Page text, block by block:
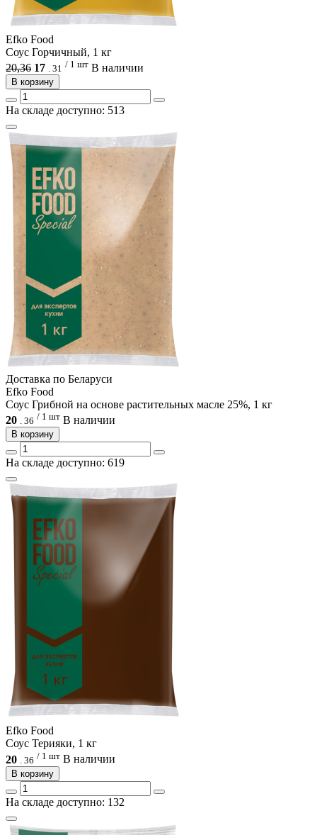
Efko Food
Соус Горчичный, 1 кг
20,36 17 31 / 1 шт В наличии
В корзину
На складе доступно: 513
Доcтавка по Беларуси
Efko Food
Соус Грибной на основе растительных масле 25%, 1 кг
20 . 36 / 1 шт В наличии
В корзину
На складе доступно: 619
Efko Food
Соус Терияки, 1 кг
20
36 / 1 шт В наличии
В корзину
На складе доступно: 132